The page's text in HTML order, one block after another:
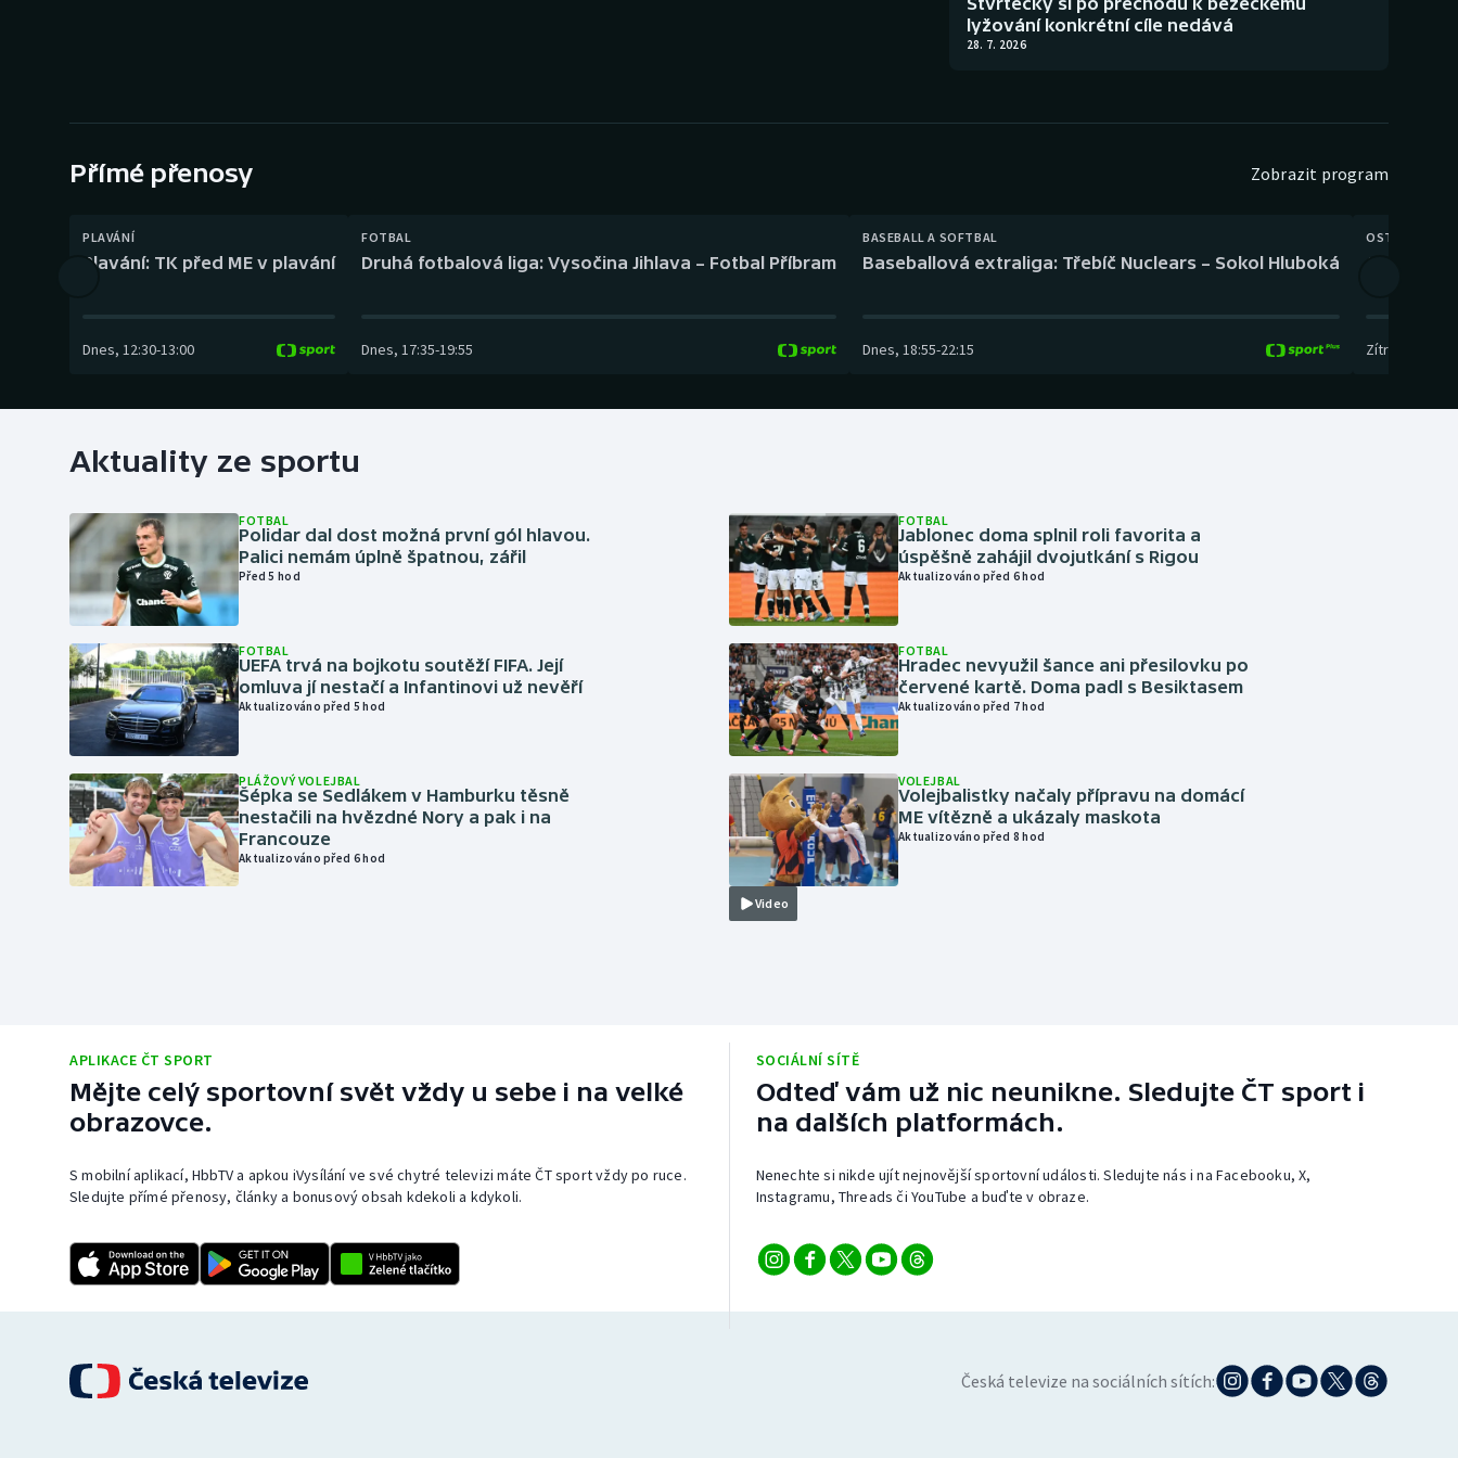
Gymnastika Plážový volejbal
lyžování konkrétní cíle nedává
28. 7. 2026
Přímé přenosy Zobrazit program
PLAVÁNÍ
Plavání: TK před ME v plavání
Dnes, 12:30-13:00
FOTBAL
Druhá fotbalová liga: Vysočina Jihlava – Fotbal Příbram
Dnes, 17:35-19:55
BASEBALL A SOFTBAL
Baseballová extraliga: Třebíč Nuclears – Sokol Hluboká
Dnes, 18:55-22:15
OSTATNÍ
Zítra
Aktuality ze sportu
FOTBAL
Polidar dal dost možná první gól hlavou.
Palici nemám úplně špatnou, zářil
Před 5 hod
FOTBAL
UEFA trvá na bojkotu soutěží FIFA. Její
omluva jí nestačí a Infantinovi už nevěří
Aktualizováno před 5 hod
PLÁŽOVÝ VOLEJBAL
Šépka se Sedlákem v Hamburku těsně
nestačili na hvězdné Nory a pak i na
Francouze
Aktualizováno před 6 hod
FOTBAL
Jablonec doma splnil roli favorita a
úspěšně zahájil dvojutkání s Rigou
Aktualizováno před 6 hod
FOTBAL
Hradec nevyužil šance ani přesilovku po
červené kartě. Doma padl s Besiktasem
Aktualizováno před 7 hod
Video
VOLEJBAL
Volejbalistky načaly přípravu na domácí
ME vítězně a ukázaly maskota
Aktualizováno před 8 hod
APLIKACE ČT SPORT
Mějte celý sportovní svět vždy u sebe i na velké
obrazovce.
S mobilní aplikací, HbbTV a apkou iVysílání ve své chytré televizi máte ČT sport vždy po ruce.
Sledujte přímé přenosy, články a bonusový obsah kdekoli a kdykoli.
SOCIÁLNÍ SÍTĚ
Odteď vám už nic neunikne. Sledujte ČT sport i
na dalších platformách.
Nenechte si nikde ujít nejnovější sportovní události. Sledujte nás i na Facebooku, X,
Instagramu, Threads či YouTube a buďte v obraze.
Česká televize na sociálních sítích: